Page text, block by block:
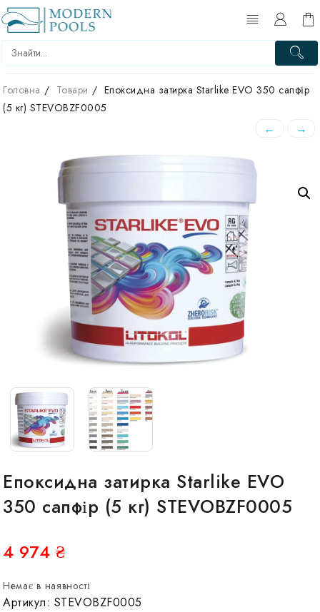
Перейти
до
вмісту
Головна Товари
Епоксидна затирка Starlike EVO 350 сапфір
(5 кг) STEVOBZF0005
← →
Епоксидна затирка Starlike EVO
350 сапфір (5 кг) STEVOBZF0005
4 974₴
Немає в наявності
Артикул: STEVOBZF0005